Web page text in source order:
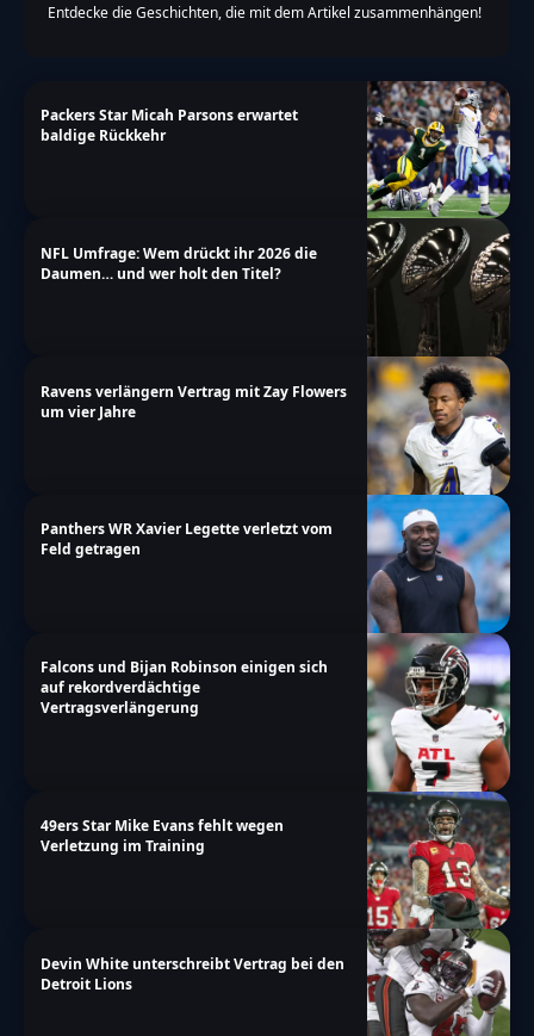
Entdecke die Geschichten, die mit dem Artikel zusammenhängen!
Packers Star Micah Parsons erwartet
baldige Rückkehr
NFL Umfrage: Wem drückt ihr 2026 die
Daumen… und wer holt den Titel?
Ravens verlängern Vertrag mit Zay Flowers
um vier Jahre
Panthers WR Xavier Legette verletzt vom
Feld getragen
Falcons und Bijan Robinson einigen sich
auf rekordverdächtige
Vertragsverlängerung
49ers Star Mike Evans fehlt wegen
Verletzung im Training
Devin White unterschreibt Vertrag bei den
Detroit Lions